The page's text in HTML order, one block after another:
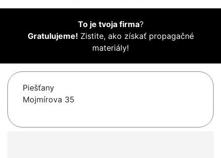
To je tvoja firma?
Gratulujeme! Zistite, ako získať propagačné
materiály!
Piešťany
Mojmírova 35